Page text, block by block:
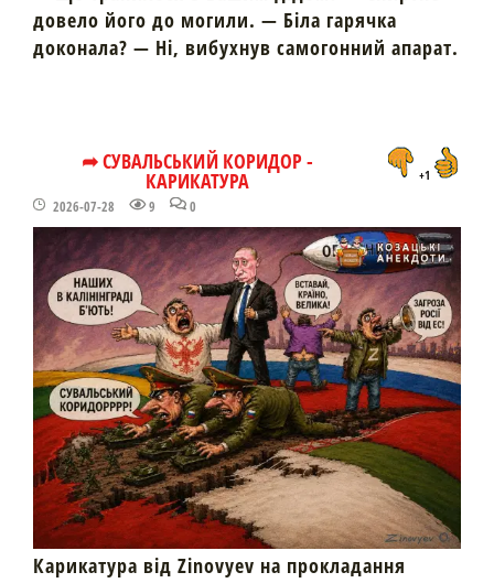
довело його до могили. — Біла гарячка
доконала? — Ні, вибухнув самогонний апарат.
➦ СУВАЛЬСЬКИЙ КОРИДОР -
КАРИКАТУРА
2026-07-28 9 0
+1
Карикатура від Zinovyev на прокладання